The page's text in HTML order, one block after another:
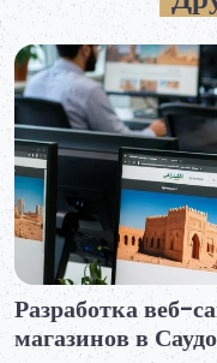
Услуги по связям
коммуникациям